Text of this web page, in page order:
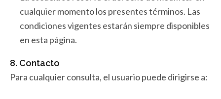
cualquier momento los presentes términos. Las
condiciones vigentes estarán siempre disponibles
en esta página.
8. Contacto
Para cualquier consulta, el usuario puede dirigirse a: